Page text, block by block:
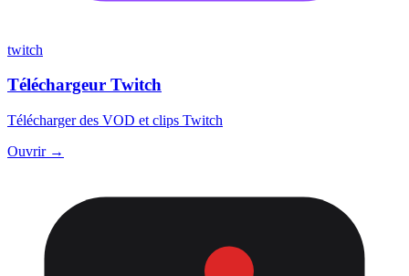
twitch
Téléchargeur Twitch
Télécharger des VOD et clips Twitch
Ouvrir →